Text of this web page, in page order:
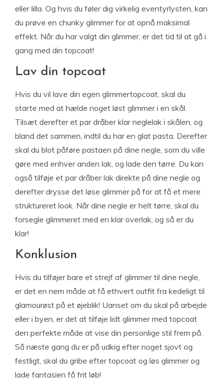
eller lilla. Og hvis du føler dig virkelig eventyrlysten, kan
du prøve en chunky glimmer for at opnå maksimal
effekt. Når du har valgt din glimmer, er det tid til at gå i
gang med din topcoat!
Lav din topcoat
Hvis du vil lave din egen glimmertopcoat, skal du
starte med at hælde noget løst glimmer i en skål.
Tilsæt derefter et par dråber klar neglelak i skålen, og
bland det sammen, indtil du har en glat pasta. Derefter
skal du blot påføre pastaen på dine negle, som du ville
gøre med enhver anden lak, og lade den tørre. Du kan
også tilføje et par dråber lak direkte på dine negle og
derefter drysse det løse glimmer på for at få et mere
struktureret look. Når dine negle er helt tørre, skal du
forsegle glimmeret med en klar overlak, og så er du
klar!
Konklusion
Hvis du tilføjer bare et strejf af glimmer til dine negle,
er det en nem måde at få ethvert outfit fra kedeligt til
glamourøst på et øjeblik! Uanset om du skal på arbejde
eller i byen, er det at tilføje lidt glimmer med topcoat
den perfekte måde at vise din personlige stil frem på.
Så næste gang du er på udkig efter noget sjovt og
festligt, skal du gribe efter topcoat og løs glimmer og
lade fantasien få frit løb!